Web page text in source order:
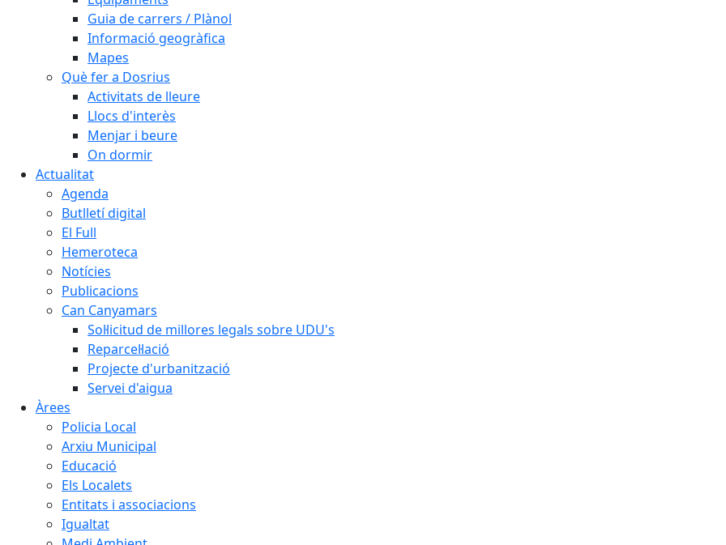
Guia de carrers / Plànol
Informació geogràfica
Mapes
Què fer a Dosrius
Activitats de lleure
Llocs d'interès
Menjar i beure
On dormir
Actualitat
Agenda
Butlletí digital
El Full
Hemeroteca
Notícies
Publicacions
Can Canyamars
Sol·licitud de millores legals sobre UDU's
Reparcel·lació
Projecte d'urbanització
Servei d'aigua
Àrees
Policia Local
Arxiu Municipal
Educació
Els Localets
Entitats i associacions
Igualtat